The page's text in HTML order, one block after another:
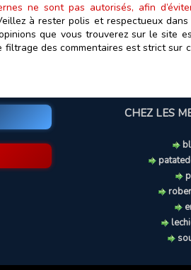
ne sont pas autorisés, afin
à rester polis et respectueux
que vous trouverez sur le site
filtrage des commentaires est strict sur
CHEZ LES